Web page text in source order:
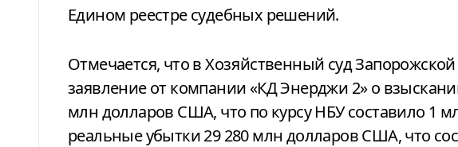
Едином реестре судебных решений.
Отмечается, что в Хозяйственный суд
заявление от компании «КД Энерджи 2» о
млн долларов США, что по курсу НБУ составило 1
реальные убытки 29 280 млн долларов США, что